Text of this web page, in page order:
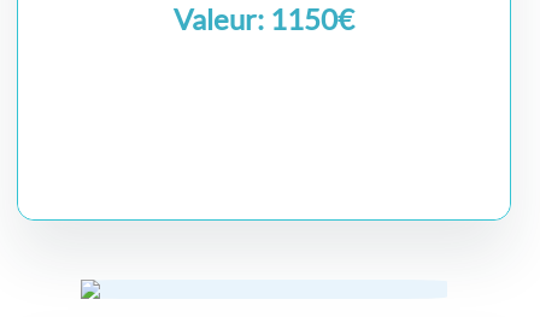
Valeur: 1150€